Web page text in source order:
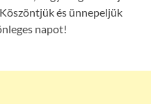
és ünnepeljük
napot!